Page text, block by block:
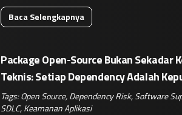
Baca Selengkapnya
Package Open-Source Bukan Sekadar
Teknis: Setiap Dependency Adalah
Bisnis
Tags:Open Source,Dependency Risk,Software
SDLC,Keamanan Aplikasi